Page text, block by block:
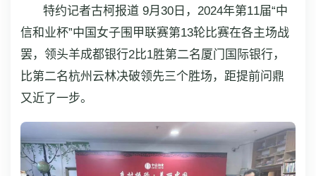
特约记者古柯报道 9月30日，2024年第11届“中
信和业杯”中国女子围甲联赛第13轮比赛在各主场战
罢，领头羊成都银行2比1胜第二名厦门国际银行，
比第二名杭州云林决破领先三个胜场，距提前问鼎
又近了一步。